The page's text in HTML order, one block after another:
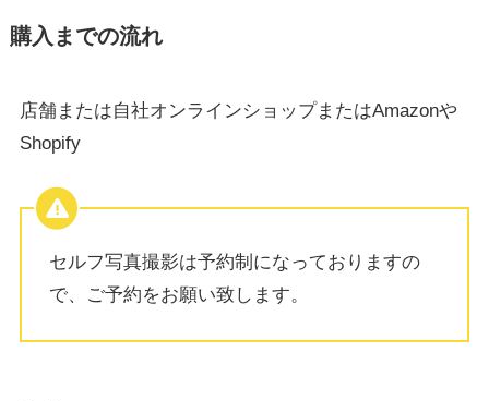
購入までの流れ
店舗または自社オンラインショップまたはAmazonや
Shopify
セルフ写真撮影は予約制になっておりますの
で、ご予約をお願い致します。